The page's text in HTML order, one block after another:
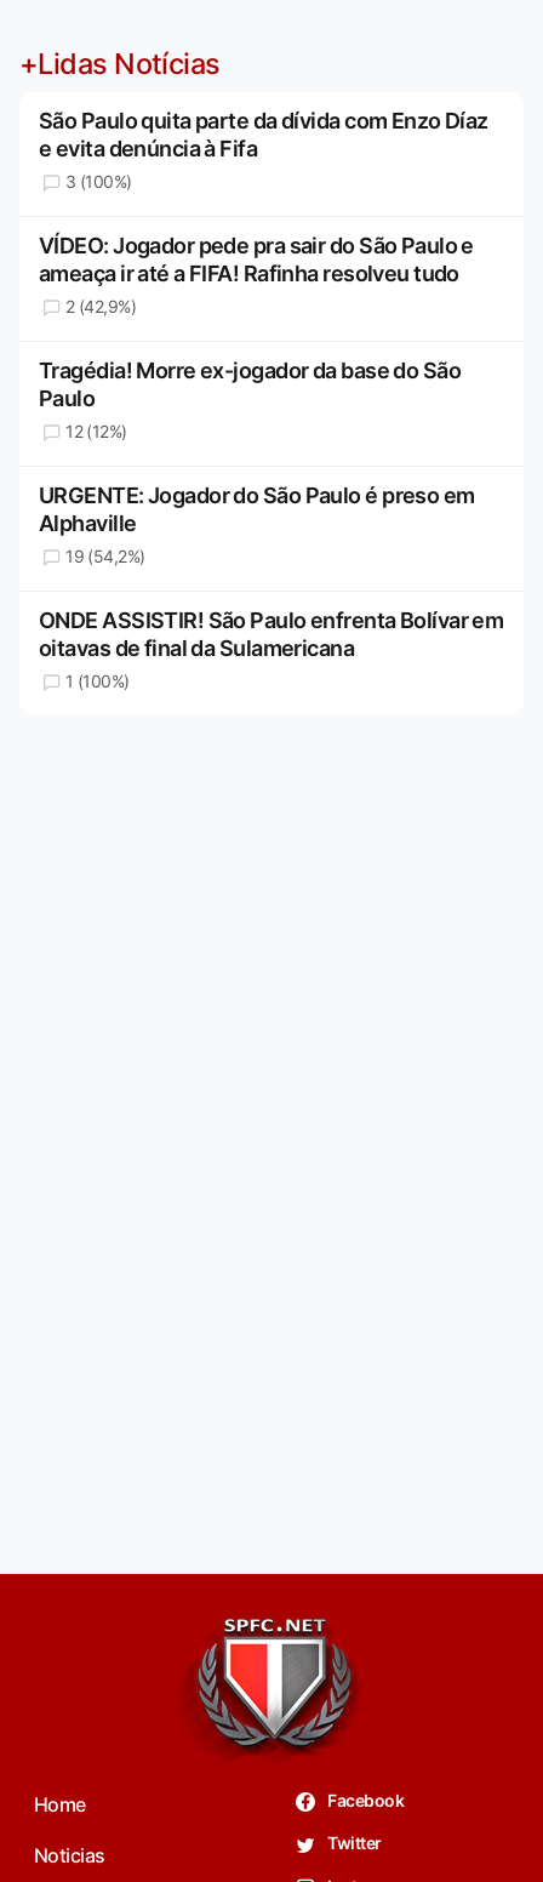
+Lidas Notícias
São Paulo quita parte da dívida com Enzo Díaz
e evita denúncia à Fifa
3 (100%)
VÍDEO: Jogador pede pra sair do São Paulo e
ameaça ir até a FIFA! Rafinha resolveu tudo
2 (42,9%)
Tragédia! Morre ex-jogador da base do São
Paulo
12 (12%)
URGENTE: Jogador do São Paulo é preso em
Alphaville
19 (54,2%)
ONDE ASSISTIR! São Paulo enfrenta Bolívar em
oitavas de final da Sulamericana
1 (100%)
Home
Noticias
Facebook
Twitter